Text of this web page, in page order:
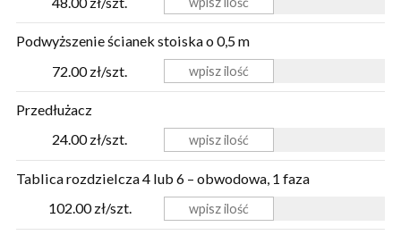
Podwyższenie ścianek stoiska o 0,5 m
72.00 zł/szt.
Przedłużacz
24.00 zł/szt.
Tablica rozdzielcza 4 lub 6 – obwodowa, 1 faza
102.00 zł/szt.